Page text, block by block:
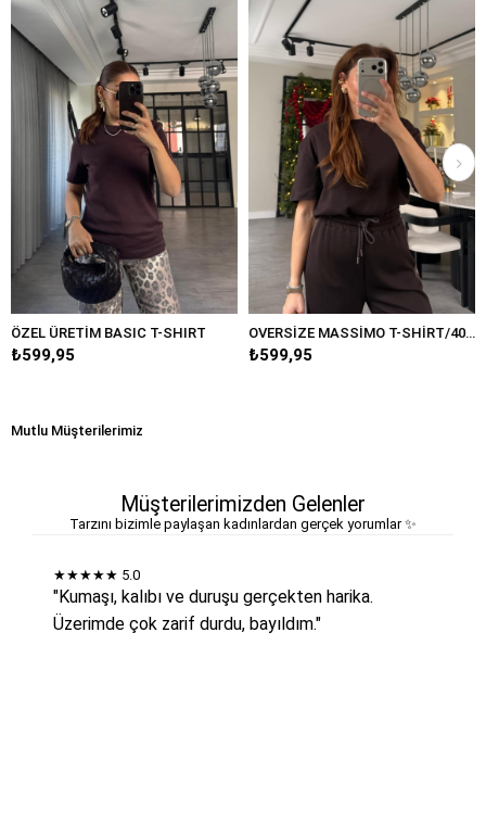
T-SHIRT OVERSİZE MASSİMO T-SHİRT/4031
Mutlu Müşterilerimiz
Müşterilerimizden Gelenler
Tarzını bizimle paylaşan kadınlardan gerçek yorumlar ✨
★★★★★ 5.0
"Kumaşı, kalıbı ve duruşu gerçekten harika.
Üzerimde çok zarif durdu, bayıldım."